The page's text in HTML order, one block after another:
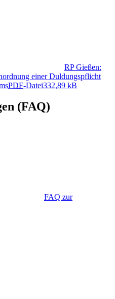
RP Gießen:
einer Duldungspflicht
PDF-Datei332,89 kB
(FAQ)
FAQ zur